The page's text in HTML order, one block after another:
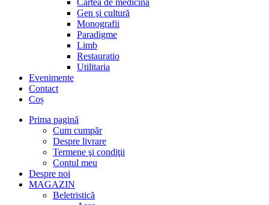
Cartea de medicină
Gen şi cultură
Monografii
Paradigme
Limb
Restauratio
Utilitaria
Evenimente
Contact
Coș
Prima pagină
Cum cumpăr
Despre livrare
Termene şi condiţii
Contul meu
Despre noi
MAGAZIN
Beletristică